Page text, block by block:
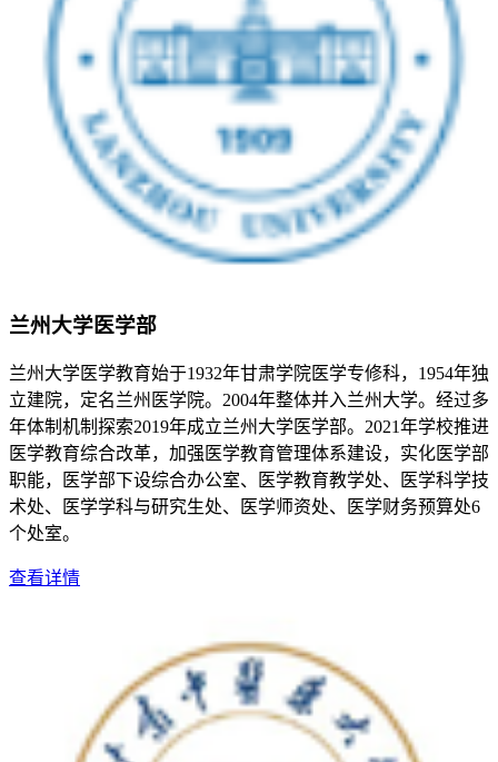
兰州大学医学部
兰州大学医学教育始于1932年甘肃学院医学专修科，1954年独
立建院，定名兰州医学院。2004年整体并入兰州大学。经过多
年体制机制探索2019年成立兰州大学医学部。2021年学校推进
医学教育综合改革，加强医学教育管理体系建设，实化医学部
职能，医学部下设综合办公室、医学教育教学处、医学科学技
术处、医学学科与研究生处、医学师资处、医学财务预算处6
个处室。
查看详情